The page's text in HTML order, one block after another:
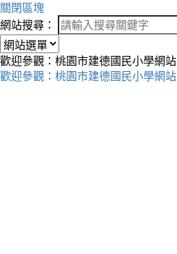
關閉區塊
網站搜尋：
歡迎參觀：桃園市建德國民小學網站
歡迎參觀：桃園市建德國民小學網站